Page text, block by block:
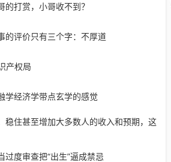
的打赏，小哥收不到？
的评价只有三个字：不厚道
产权局
学经济学带点玄学的感觉
稳住甚至增加大多数人的收入和预期，这
过度审查把“出生”逼成禁忌